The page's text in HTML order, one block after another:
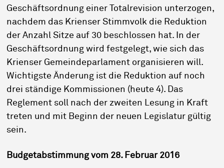
Geschäftsordnung einer Totalrevision unterzogen,
nachdem das Krienser Stimmvolk die Reduktion
der Anzahl Sitze auf 30 beschlossen hat. In der
Geschäftsordnung wird festgelegt, wie sich das
Krienser Gemeindeparlament organisieren will.
Wichtigste Änderung ist die Reduktion auf noch
drei ständige Kommissionen (heute 4). Das
Reglement soll nach der zweiten Lesung in Kraft
treten und mit Beginn der neuen Legislatur gültig
sein.
Budgetabstimmung vom 28. Februar 2016